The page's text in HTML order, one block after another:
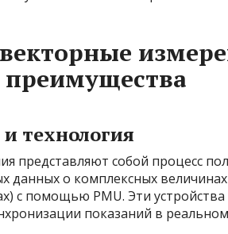
технология
представляют собой процесс
данных о комплексных
с помощью PMU. Эти
показаний в